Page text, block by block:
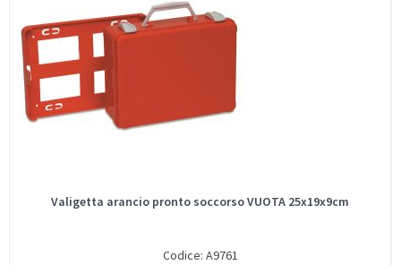
Valigetta arancio pronto soccorso VUOTA 25x19x9cm
Codice: A9761